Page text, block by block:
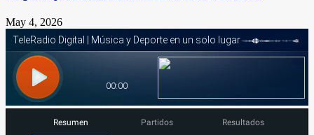
May 4, 2026
Resumen Partidos Resultados